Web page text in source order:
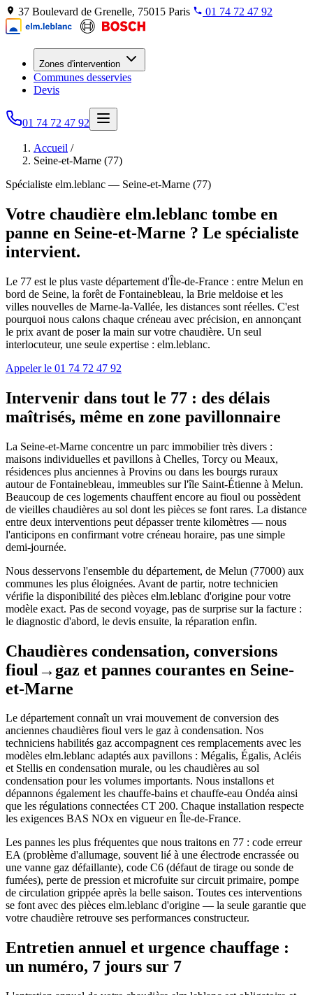
37 Boulevard de Grenelle, 75015 Paris 01 74 72 47 92
Zones d'intervention
Communes desservies
Devis
01 74 72 47 92
Accueil /
Seine-et-Marne (77)
Spécialiste elm.leblanc — Seine-et-Marne (77)
Votre chaudière elm.leblanc tombe en
panne en Seine-et-Marne ? Le spécialiste
intervient.
Le 77 est le plus vaste département d'Île-de-France : entre Melun en
bord de Seine, la forêt de Fontainebleau, la Brie meldoise et les
villes nouvelles de Marne-la-Vallée, les distances sont réelles. C'est
pourquoi nous calons chaque créneau avec précision, en annonçant
le prix avant de poser la main sur votre chaudière. Un seul
interlocuteur, une seule expertise : elm.leblanc.
Appeler le 01 74 72 47 92
Intervenir dans tout le 77 : des délais
maîtrisés, même en zone pavillonnaire
La Seine-et-Marne concentre un parc immobilier très divers :
maisons individuelles et pavillons à Chelles, Torcy ou Meaux,
résidences plus anciennes à Provins ou dans les bourgs ruraux
autour de Fontainebleau, immeubles sur l'île Saint-Étienne à Melun.
Beaucoup de ces logements chauffent encore au fioul ou possèdent
de vieilles chaudières au sol dont les pièces se font rares. La distance
entre deux interventions peut dépasser trente kilomètres — nous
l'anticipons en confirmant votre créneau horaire, pas une simple
demi-journée.
Nous desservons l'ensemble du département, de Melun (77000) aux
communes les plus éloignées. Avant de partir, notre technicien
vérifie la disponibilité des pièces elm.leblanc d'origine pour votre
modèle exact. Pas de second voyage, pas de surprise sur la facture :
le diagnostic d'abord, le devis ensuite, la réparation enfin.
Chaudières condensation, conversions
fioul→gaz et pannes courantes en Seine-
et-Marne
Le département connaît un vrai mouvement de conversion des
anciennes chaudières fioul vers le gaz à condensation. Nos
techniciens habilités gaz accompagnent ces remplacements avec les
modèles elm.leblanc adaptés aux pavillons : Mégalis, Égalis, Acléis
et Stellis en condensation murale, ou les chaudières au sol
condensation pour les volumes importants. Nous installons et
dépannons également les chauffe-bains et chauffe-eau Ondéa ainsi
que les régulations connectées CT 200. Chaque installation respecte
les exigences BAS NOx en vigueur en Île-de-France.
Les pannes les plus fréquentes que nous traitons en 77 : code erreur
EA (problème d'allumage, souvent lié à une électrode encrassée ou
une vanne gaz défaillante), code C6 (défaut de tirage ou sonde de
fumées), perte de pression et microfuite sur circuit primaire, pompe
de circulation grippée après la belle saison. Toutes ces interventions
se font avec des pièces elm.leblanc d'origine — la seule garantie que
votre chaudière retrouve ses performances constructeur.
Entretien annuel et urgence chauffage :
un numéro, 7 jours sur 7